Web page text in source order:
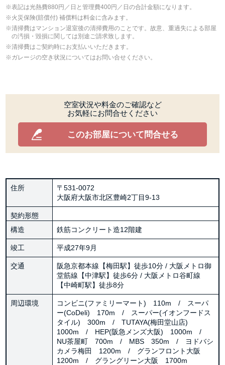
表記は光熱費880円／日と管理費400円／日の合計金額になります。
⽕災保険(賠償付) 補償料は料⾦に含みます。
清掃費はマンション退室後の清掃費用のことです。故意、重過失による部屋
の汚損・毀損に関しては別途ご請求致します。
清掃費はご契約時にお支払いいただきます。
ガレージの空き状況についてはお問い合せください。
空室状況や料金のご確認など
お気軽にお問合せください
このお部屋について問合せる
住所
〒531-0072
大阪府大阪市北区豊崎2丁目9-13
契約形態
構造
鉄筋コンクリート造12階建
竣工 平成27年9月
交通
阪急京都本線【梅田駅】徒歩10分 / 大阪メトロ御
堂筋線【中津駅】徒歩6分 / 大阪メトロ谷町線
【中崎町駅】徒歩8分
周辺環境
コンビニ(ファミリーマート) 110m / スーパ
ー(CoDeli) 170m / スーパー(イオンフードス
タイル) 300m / TUTAYA(梅田堂山店)
1000m / HEP(阪急メンズ大阪) 1000m /
NU茶屋町 700m / MBS 350m / ヨドバシ
カメラ梅田 1200m / グランフロント大阪
1200m / グラングリーン大阪 1700m